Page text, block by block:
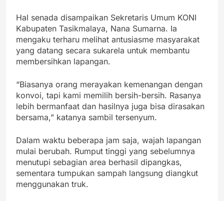
Hal senada disampaikan Sekretaris Umum KONI
Kabupaten Tasikmalaya, Nana Sumarna. Ia
mengaku terharu melihat antusiasme masyarakat
yang datang secara sukarela untuk membantu
membersihkan lapangan.
“Biasanya orang merayakan kemenangan dengan
konvoi, tapi kami memilih bersih-bersih. Rasanya
lebih bermanfaat dan hasilnya juga bisa dirasakan
bersama,” katanya sambil tersenyum.
Dalam waktu beberapa jam saja, wajah lapangan
mulai berubah. Rumput tinggi yang sebelumnya
menutupi sebagian area berhasil dipangkas,
sementara tumpukan sampah langsung diangkut
menggunakan truk.